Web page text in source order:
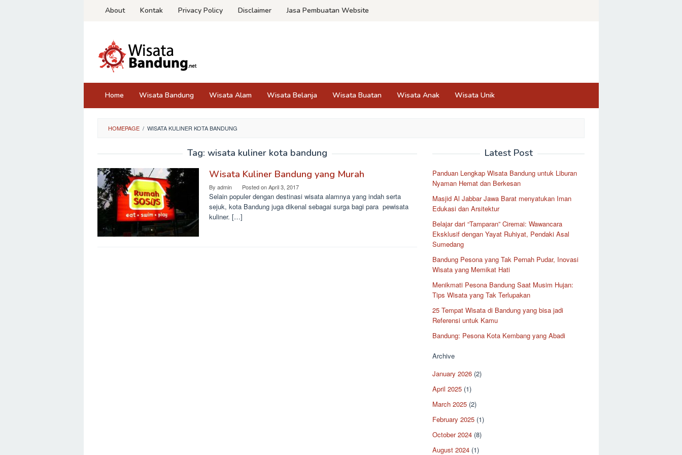
About Kontak Privacy Policy Disclaimer Jasa Pembuatan Website
Home Wisata Bandung Wisata Alam Wisata Belanja Wisata Buatan Wisata Anak Wisata Unik
HOMEPAGE / WISATA KULINER KOTA BANDUNG
Tag: wisata kuliner kota bandung
Wisata Kuliner Bandung yang Murah
By admin Posted onApril 3, 2017
Selain populer dengan destinasi wisata alamnya yang indah serta
sejuk, kota Bandung juga dikenal sebagai surga bagi para pewisata
kuliner. […]
Latest Post
Panduan Lengkap Wisata Bandung untuk Liburan
Nyaman Hemat dan Berkesan
Masjid Al Jabbar Jawa Barat menyatukan Iman
Edukasi dan Arsitektur
Belajar dari “Tamparan” Ciremai: Wawancara
Eksklusif dengan Yayat Ruhiyat, Pendaki Asal
Sumedang
Bandung Pesona yang Tak Pernah Pudar, Inovasi
Wisata yang Memikat Hati
Menikmati Pesona Bandung Saat Musim Hujan:
Tips Wisata yang Tak Terlupakan
25 Tempat Wisata di Bandung yang bisa jadi
Referensi untuk Kamu
Bandung: Pesona Kota Kembang yang Abadi
Archive
January 2026 (2)
April 2025 (1)
March 2025 (2)
February 2025 (1)
October 2024 (8)
August 2024 (1)